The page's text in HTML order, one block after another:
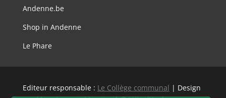
Andenne.be
Shop in Andenne
Le Phare
Editeur responsable : Le Collège communal | Design